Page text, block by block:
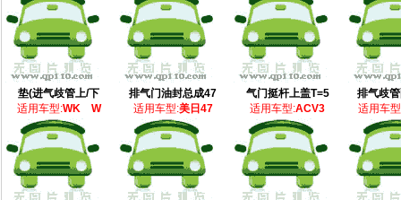
垫(进气歧管上/下
适用车型:WK W
排气门油封总成47
适用车型:美日47
气门挺杆上盖T=5
适用车型:ACV3
排气歧
适用车